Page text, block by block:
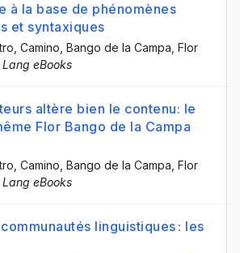
à la base de phénomènes
et syntaxiques
Camino , Bango de la Campa, Flor
eBooks
altère bien le contenu: le
Flor Bango de la Campa
Camino , Bango de la Campa, Flor
eBooks
linguistiques : les